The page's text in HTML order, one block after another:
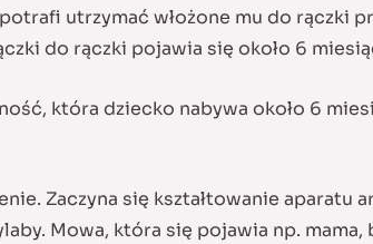
utrzymać włożone mu do rączki
do rączki pojawia się około 6
która dziecko nabywa około 6
Zaczyna się kształtowanie aparatu
Mowa, która się pojawia np. mama,